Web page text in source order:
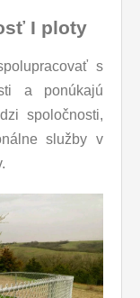
I ploty
s
a ponúkajú
spoločnosti,
služby v